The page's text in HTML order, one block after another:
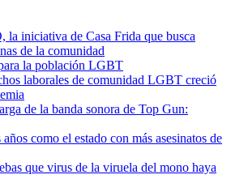
iniciativa de Casa Frida que busca
de la comunidad
la población LGBT
laborales de comunidad LGBT creció
de la banda sonora de Top Gun:
como el estado con más asesinatos de
que virus de la viruela del mono haya